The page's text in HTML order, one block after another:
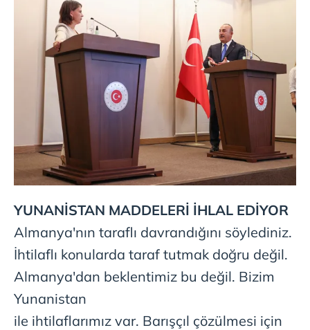
YUNANİSTAN MADDELERİ İHLAL EDİYOR
Almanya'nın taraflı davrandığını söylediniz.
İhtilaflı konularda taraf tutmak doğru değil.
Almanya'dan beklentimiz bu değil. Bizim
Yunanistan
ile ihtilaflarımız var. Barışçıl çözülmesi için